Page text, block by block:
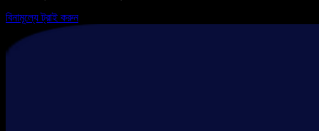
বিনামূল্যে ট্রাই করুন